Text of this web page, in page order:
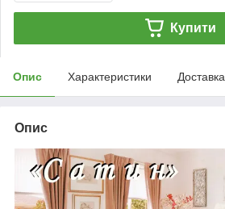
Купити
Опис Характеристики Доставка
Опис